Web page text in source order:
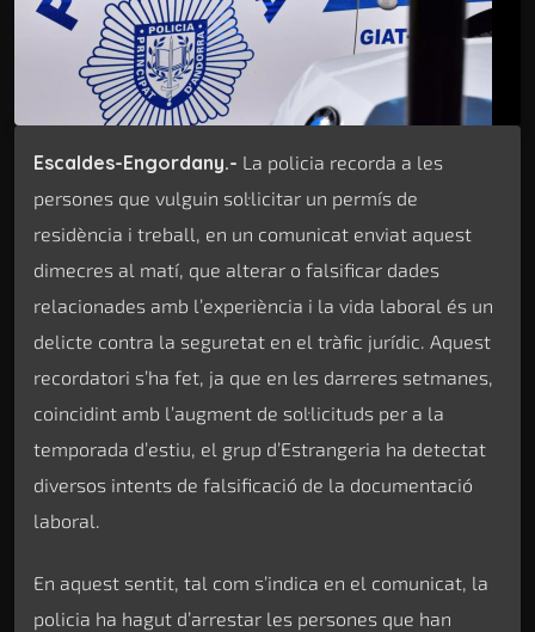
Escaldes-Engordany.- La policia recorda a les
persones que vulguin sol·licitar un permís de
residència i treball, en un comunicat enviat aquest
dimecres al matí, que alterar o falsificar dades
relacionades amb l’experiència i la vida laboral és un
delicte contra la seguretat en el tràfic jurídic. Aquest
recordatori s’ha fet, ja que en les darreres setmanes,
coincidint amb l’augment de sol·licituds per a la
temporada d’estiu, el grup d’Estrangeria ha detectat
diversos intents de falsificació de la documentació
laboral.
En aquest sentit, tal com s’indica en el comunicat, la
policia ha hagut d’arrestar les persones que han